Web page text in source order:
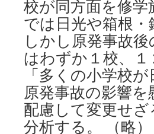
校が同方面を修
では日光や箱根
しかし原発事故
はわずか１校、
「多くの小学校
原発事故の影響
配慮して変更せ
分析する。 （略